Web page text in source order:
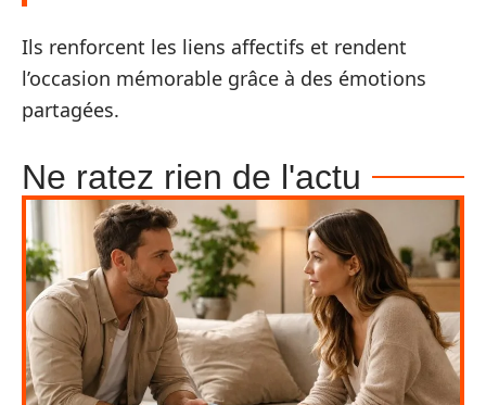
Ils renforcent les liens affectifs et rendent
l’occasion mémorable grâce à des émotions
partagées.
Ne ratez rien de l'actu